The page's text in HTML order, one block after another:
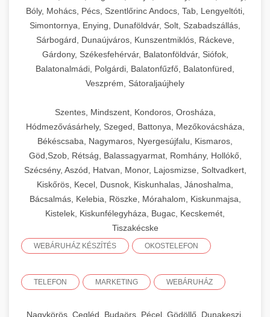
Bóly, Mohács, Pécs, Szentlőrinc Andocs, Tab, Lengyeltóti,
Simontornya, Enying, Dunaföldvár, Solt, Szabadszállás,
Sárbogárd, Dunaújváros, Kunszentmiklós, Ráckeve,
Gárdony, Székesfehérvár, Balatonföldvár, Siófok,
Balatonalmádi, Polgárdi, Balatonfűzfő, Balatonfüred,
Veszprém, Sátoraljaújhely
Szentes, Mindszent, Kondoros, Orosháza,
Hódmezővásárhely, Szeged, Battonya, Mezőkovácsháza,
Békéscsaba, Nagymaros, Nyergesújfalu, Kismaros,
Göd,Szob, Rétság, Balassagyarmat, Romhány, Hollókő,
Szécsény, Aszód, Hatvan, Monor, Lajosmizse, Soltvadkert,
Kiskőrös, Kecel, Dusnok, Kiskunhalas, Jánoshalma,
Bácsalmás, Kelebia, Röszke, Mórahalom, Kiskunmajsa,
Kistelek, Kiskunfélegyháza, Bugac, Kecskemét,
Tiszakécske
WEBÁRUHÁZ KÉSZÍTÉS OKOSTELEFON
TELEFON MARKETING WEBÁRUHÁZ
Nagykörös, Cegléd, Budaörs, Pécel, Gödöllő, Dunakeszi,